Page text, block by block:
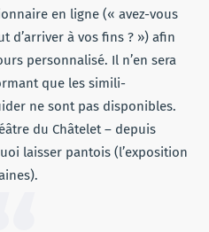
en ligne (« avez-vous
d’arriver à vos fins ? ») afin
personnalisé. Il n’en sera
que les simili-
ne sont pas disponibles.
du Châtelet – depuis
laisser pantois (l’exposition